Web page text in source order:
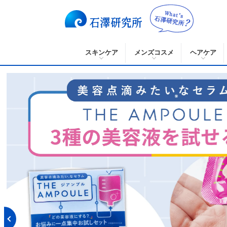
スキンケア メンズコスメ ヘアケア